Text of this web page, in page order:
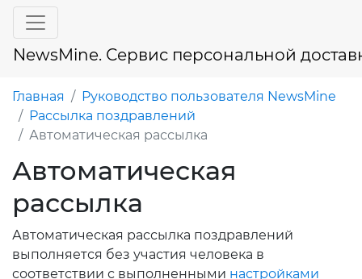
NewsMine. Сервис персональной
Главная
Руководство пользователя NewsMine
Рассылка поздравлений
Автоматическая рассылка
Автоматическая
рассылка
Автоматическая рассылка поздравлений
выполняется без участия человека в
соответствии с выполненными настройками